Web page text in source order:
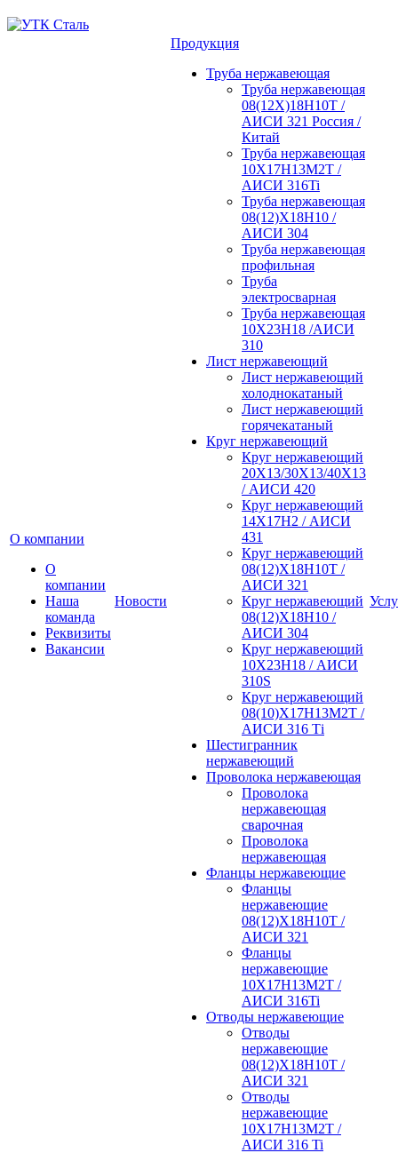
О компании
О
компании
Наша
команда
Реквизиты
Вакансии
Новости
Продукция
Труба нержавеющая
Труба нержавеющая
08(12Х)18Н10Т /
АИСИ 321 Россия /
Китай
Труба нержавеющая
10Х17Н13М2Т /
АИСИ 316Ti
Труба нержавеющая
08(12)Х18Н10 /
АИСИ 304
Труба нержавеющая
профильная
Труба
электросварная
Труба нержавеющая
10Х23Н18 /АИСИ
310
Лист нержавеющий
Лист нержавеющий
холоднокатаный
Лист нержавеющий
горячекатаный
Круг нержавеющий
Круг нержавеющий
20Х13/30Х13/40Х13
/ АИСИ 420
Круг нержавеющий
14Х17Н2 / АИСИ
431
Круг нержавеющий
08(12)Х18Н10Т /
АИСИ 321
Круг нержавеющий
08(12)Х18Н10 /
АИСИ 304
Круг нержавеющий
10Х23Н18 / АИСИ
310S
Круг нержавеющий
08(10)Х17Н13М2Т /
АИСИ 316 Тi
Шестигранник
нержавеющий
Проволока нержавеющая
Проволока
нержавеющая
сварочная
Проволока
нержавеющая
Фланцы нержавеющие
Фланцы
нержавеющие
08(12)Х18Н10Т /
АИСИ 321
Фланцы
нержавеющие
10Х17Н13М2Т /
АИСИ 316Ti
Отводы нержавеющие
Отводы
нержавеющие
08(12)Х18Н10Т /
АИСИ 321
Отводы
нержавеющие
10Х17Н13М2Т /
АИСИ 316 Ti